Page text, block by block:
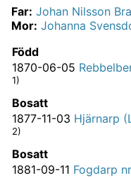
Kontakt
Far: Johan Nilsson
Mor: Johanna
Född
1870-06-05
1)
Bosatt
1877-11-03 Hjärnarp
2)
Bosatt
1881-09-11 Fogdarp